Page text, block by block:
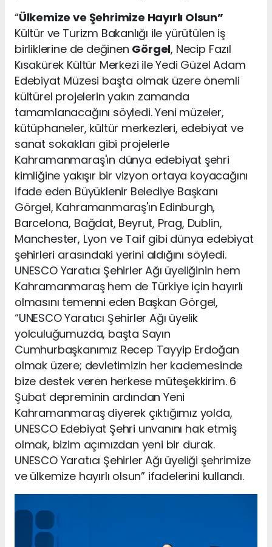
“Ülkemize ve Şehrimize Hayırlı Olsun”
Kültür ve Turizm Bakanlığı ile yürütülen iş
birliklerine de değinen Görgel, Necip Fazıl
Kısakürek Kültür Merkezi ile Yedi Güzel Adam
Edebiyat Müzesi başta olmak üzere önemli
kültürel projelerin yakın zamanda
tamamlanacağını söyledi. Yeni müzeler,
kütüphaneler, kültür merkezleri, edebiyat ve
sanat sokakları gibi projelerle
Kahramanmaraş'ın dünya edebiyat şehri
kimliğine yakışır bir vizyon ortaya koyacağını
ifade eden Büyüklenir Belediye Başkanı
Görgel, Kahramanmaraş'ın Edinburgh,
Barcelona, Bağdat, Beyrut, Prag, Dublin,
Manchester, Lyon ve Taif gibi dünya edebiyat
şehirleri arasındaki yerini aldığını söyledi.
UNESCO Yaratıcı Şehirler Ağı üyeliğinin hem
Kahramanmaraş hem de Türkiye için hayırlı
olmasını temenni eden Başkan Görgel,
“UNESCO Yaratıcı Şehirler Ağı üyelik
yolculuğumuzda, başta Sayın
Cumhurbaşkanımız Recep Tayyip Erdoğan
olmak üzere; devletimizin her kademesinde
bize destek veren herkese müteşekkirim. 6
Şubat depreminin ardından Yeni
Kahramanmaraş diyerek çıktığımız yolda,
UNESCO Edebiyat Şehri unvanını hak etmiş
olmak, bizim açımızdan yeni bir durak.
UNESCO Yaratıcı Şehirler Ağı üyeliği şehrimize
ve ülkemize hayırlı olsun” ifadelerini kullandı.